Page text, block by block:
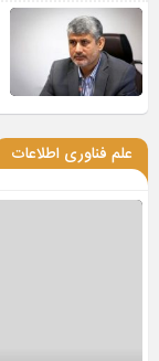
علم فناوری اطلاعات